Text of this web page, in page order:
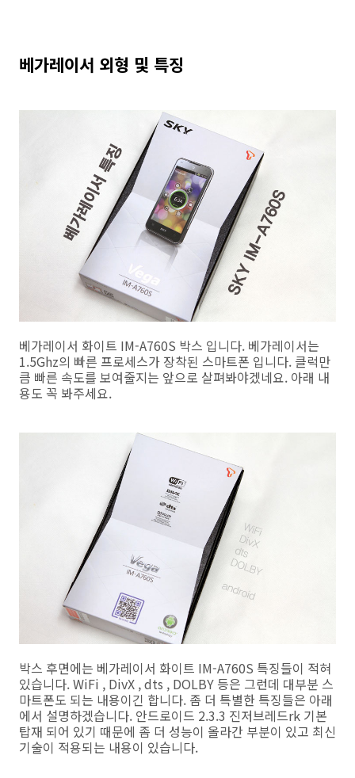
베가레이서 외형 및 특징
베가레이서 화이트 IM-A760S 박스 입니다. 베가레이서는
1.5Ghz의 빠른 프로세스가 장착된 스마트폰 입니다. 클럭만
큼 빠른 속도를 보여줄지는 앞으로 살펴봐야겠네요. 아래 내
용도 꼭 봐주세요.
박스 후면에는 베가레이서 화이트 IM-A760S 특징들이 적혀
있습니다. WiFi , DivX , dts , DOLBY 등은 그런데 대부분 스
마트폰도 되는 내용이긴 합니다. 좀 더 특별한 특징들은 아래
에서 설명하겠습니다. 안드로이드 2.3.3 진저브레드rk 기본
탑재 되어 있기 때문에 좀 더 성능이 올라간 부분이 있고 최신
기술이 적용되는 내용이 있습니다.